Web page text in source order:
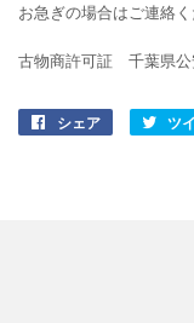
お急ぎの場合はご連絡く
古物商許可証 千葉県
シェア
Facebook
ツ